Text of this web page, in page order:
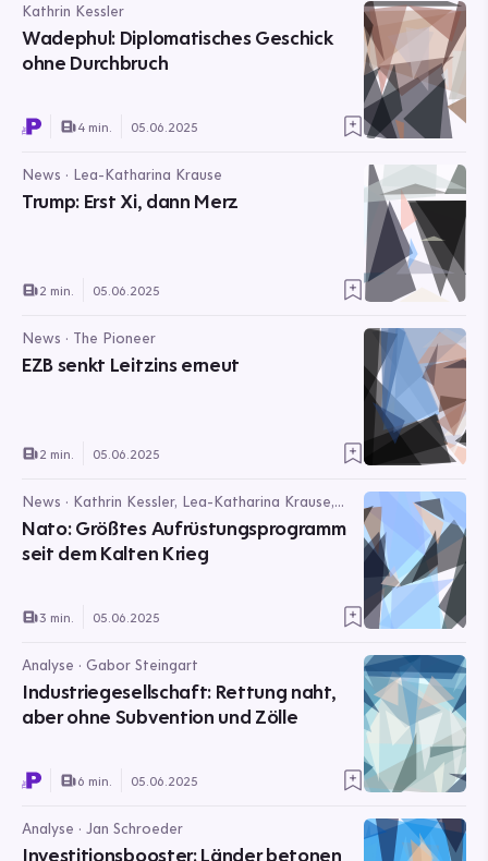
Kathrin Kessler
Wadephul: Diplomatisches Geschick
ohne Durchbruch
4 min. 05.06.2025
News · Lea-Katharina Krause
Trump: Erst Xi, dann Merz
2 min. 05.06.2025
News · The Pioneer
EZB senkt Leitzins erneut
2 min. 05.06.2025
News · Kathrin Kessler, Lea-Katharina Krause,
Ozan Demircan
Nato: Größtes Aufrüstungsprogramm
seit dem Kalten Krieg
3 min. 05.06.2025
Analyse · Gabor Steingart
Industriegesellschaft: Rettung naht,
aber ohne Subvention und Zölle
6 min. 05.06.2025
Analyse · Jan Schroeder
Investitionsbooster: Länder betonen